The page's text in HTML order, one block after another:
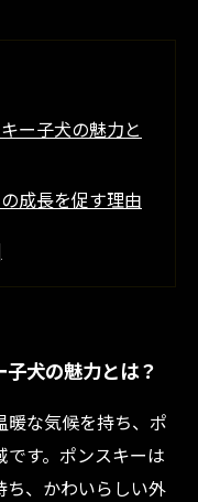
ー子犬の魅力と
成長を促す理由
知県知多郡での
子犬の未来と楽
スキー、その特
犬の魅力とは？
暖な気候を持ち、ポ
す。ポンスキーは
ち、かわいらしい外